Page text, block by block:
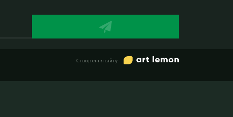
Створення сайту